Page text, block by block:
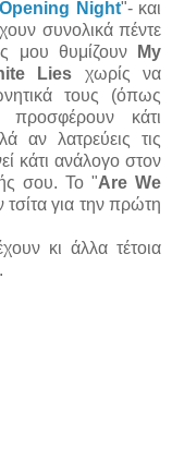
Opening Night"- και
συνολικά πέντε
μου θυμίζουν
My
Lies χωρίς να
τους (όπως
κάτι
αν λατρεύεις τις
κάτι ανάλογο στον
σου. To "Are We
τσίτα για την πρώτη
κι άλλα τέτοια